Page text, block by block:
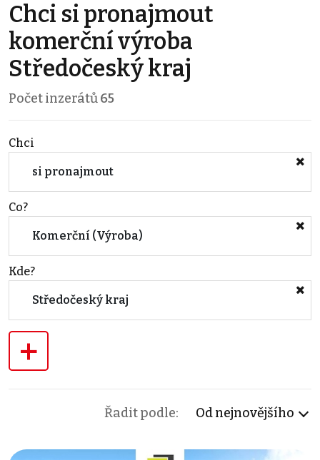
Chci si pronajmout
komerční výroba
Středočeský kraj
Počet inzerátů65
Chci
si pronajmout
Co?
Komerční (Výroba)
Kde?
Středočeský kraj
+
Řadit podle: Od nejnovějšího